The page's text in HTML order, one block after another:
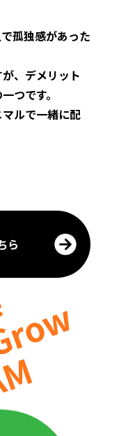
孤独感があった
、デメリット
つです。
ルで一緒に配
ら